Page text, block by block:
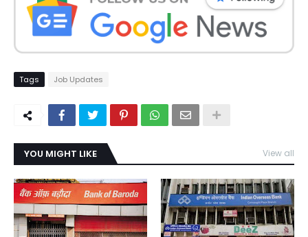
Tags Job Updates
YOU MIGHT LIKE View all